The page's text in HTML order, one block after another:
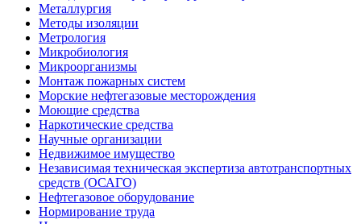
Металлургия
Методы изоляции
Метрология
Микробиология
Микроорганизмы
Монтаж пожарных систем
Морские нефтегазовые месторождения
Моющие средства
Наркотические средства
Научные организации
Недвижимое имущество
Независимая техническая экспертиза автотранспортных
средств (ОСАГО)
Нефтегазовое оборудование
Нормирование труда